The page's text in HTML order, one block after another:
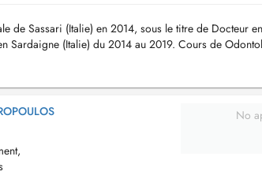
de Sassari (Italie) en 2014, sous le titre de Docteur
Sardaigne (Italie) du 2014 au 2019. Cours de
No